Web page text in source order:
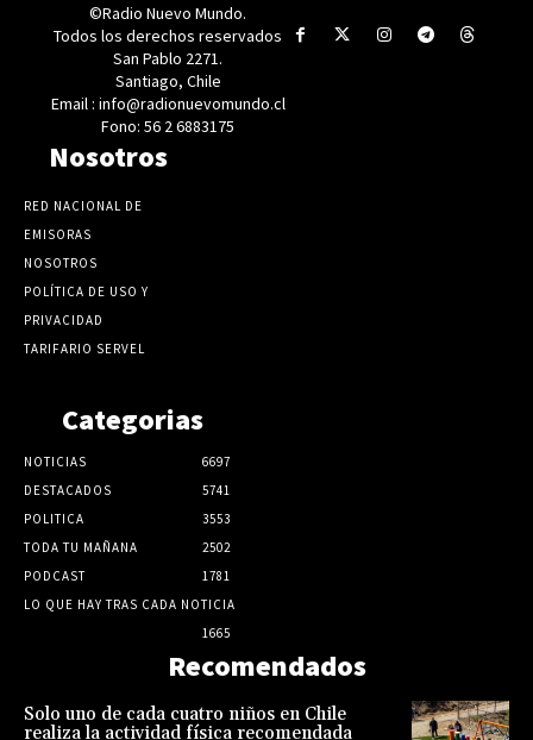
©Radio Nuevo Mundo.
Todos los derechos reservados
San Pablo 2271.
Santiago, Chile
Email : info@radionuevomundo.cl
Fono: 56 2 6883175
Nosotros
RED NACIONAL DE
EMISORAS
NOSOTROS
POLÍTICA DE USO Y
PRIVACIDAD
TARIFARIO SERVEL
Categorias
NOTICIAS
6697
DESTACADOS
5741
POLITICA
3553
TODA TU MAÑANA
2502
PODCAST
1781
LO QUE HAY TRAS CADA NOTICIA
1665
Recomendados
Solo uno de cada cuatro niños en Chile
realiza la actividad física recomendada